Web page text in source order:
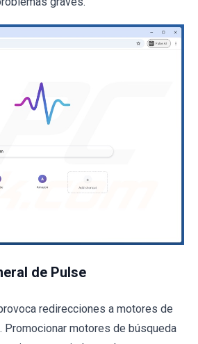
de Pulse
redirecciones a motores de
motores de búsqueda